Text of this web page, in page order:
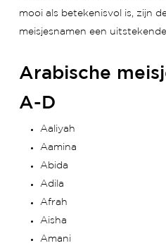
mooi als betekenisvol is, zijn
meisjesnamen een
Arabische
A-D
Aaliyah
Aamina
Abida
Adila
Afrah
Aisha
Amani